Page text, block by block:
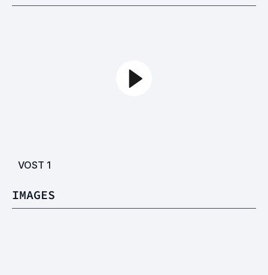
VOST 1
IMAGES